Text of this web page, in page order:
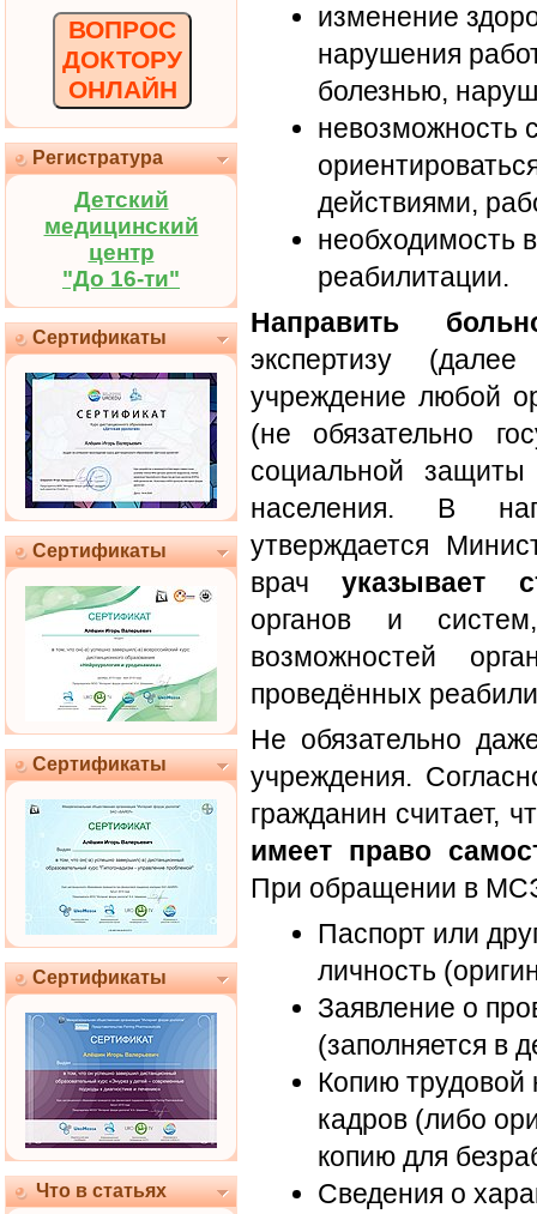
ВОПРОС
ДОКТОРУ
ОНЛАЙН
Регистратура
Детский
медицинский
центр
"До 16-ти"
Сертификаты
Сертификаты
Сертификаты
Сертификаты
Что в статьях
изменение
нарушения
болезнью,
невозможность
действиями,
необходимость
реабилитации.
Направить
экспертизу
учреждение любой
(не обязательно
социальной защиты
населения. В
утверждается
врачуказывает
органов и
возможностей
проведённых
Не обязательно
учреждения.
гражданин считает,
имеет право
При обращении в
Паспорт или
личность
Заявление о
(заполняется в
Копию трудовой
кадров (либо
копию для
Сведения о